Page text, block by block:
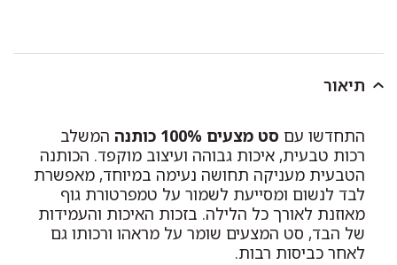
תיאור
התחדשו עם סט מצעים 100% כותנה
המשלב
רכות טבעית, איכות גבוהה ועיצוב מוקפד. הכותנה
הטבעית מעניקה תחושה נעימה במיוחד, מאפשרת
לבד לנשום ומסייעת לשמור על טמפרטורת גוף
מאוזנת לאורך כל הלילה. בזכות האיכות והעמידות
של הבד, סט המצעים שומר על מראהו ורכותו גם
לאחר כביסות רבות.